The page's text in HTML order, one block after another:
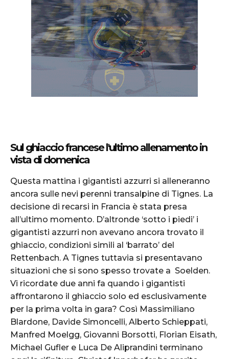
Sul ghiaccio francese l'ultimo allenamento in
vista di domenica
Questa mattina i gigantisti azzurri si alleneranno
ancora sulle nevi perenni transalpine di Tignes. La
decisione di recarsi in Francia è stata presa
all’ultimo momento. D’altronde ‘sotto i piedi’ i
gigantisti azzurri non avevano ancora trovato il
ghiaccio, condizioni simili al ‘barrato’ del
Rettenbach. A Tignes tuttavia si presentavano
situazioni che si sono spesso trovate a Soelden.
Vi ricordate due anni fa quando i gigantisti
affrontarono il ghiaccio solo ed esclusivamente
per la prima volta in gara? Così Massimiliano
Blardone, Davide Simoncelli, Alberto Schieppati,
Manfred Moelgg, Giovanni Borsotti, Florian Eisath,
Michael Gufler e Luca De Aliprandini terminano